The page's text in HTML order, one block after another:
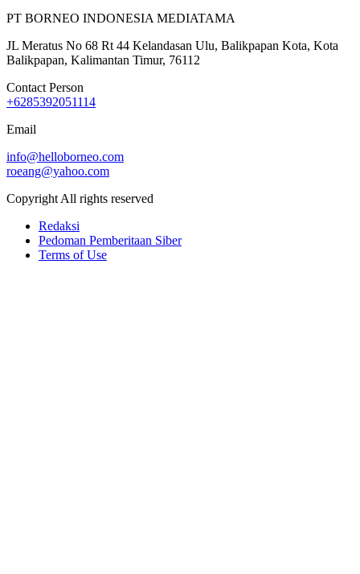
PT BORNEO INDONESIA MEDIATAMA
JL Meratus No 68 Rt 44 Kelandasan Ulu, Balikpapan Kota, Kota
Balikpapan, Kalimantan Timur, 76112
Contact Person
+6285392051114
Email
info@helloborneo.com
roeang@yahoo.com
Copyright All rights reserved
Redaksi
Pedoman Pemberitaan Siber
Terms of Use